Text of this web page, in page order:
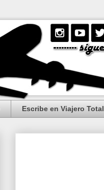
Escribe en Viajero Total